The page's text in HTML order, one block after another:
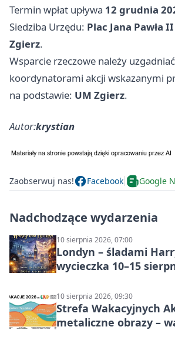
Termin wpłat upływa 12 grudnia
Siedziba Urzędu: Plac Jana Pawła
Zgierz.
Wsparcie rzeczowe należy
koordynatorami akcji wskazanymi
na podstawie: UM Zgierz.
Autor:krystian
Zaobserwuj nas! Facebook Google
Nadchodzące wydarzenia
10 sierpnia 2026, 07:00
Londyn – śladami
wycieczka 10–15
10 sierpnia 2026, 09:30
Strefa Wakacyjnych
metaliczne obrazy –